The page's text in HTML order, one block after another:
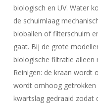
biologisch en UV. Water
de schuimlaag
bioballen of filterschuim
gaat. Bij de grote
biologische filtratie alleen
Reinigen: de kraan wordt
wordt omhoog getrokken
kwartslag gedraaid zodat